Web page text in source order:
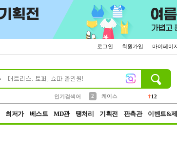
로그인 회원가입 마이페이
인기검색어
2
케이스
12
최저가 베스트 MD관 땡처리 기획전 판촉관 이벤트&